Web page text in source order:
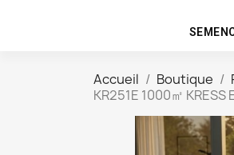
Accueil Boutique
KR251E 1000㎡